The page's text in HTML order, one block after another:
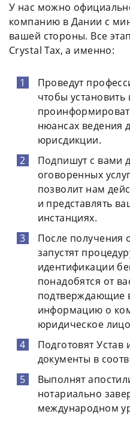
У нас можно
компанию в Дании с
вашей стороны. Все
Crystal Tax, а именно:
Проведут
чтобы
нюансах ведения
юрисдикции.
Подпишут с вами
оговоренных
позволит нам
и представлять
инстанциях.
После получения
запустят
идентификации
понадобятся от
подтверждающие
информацию о
юридическое
Подготовят
документы в
Выполнят
нотариально
международном